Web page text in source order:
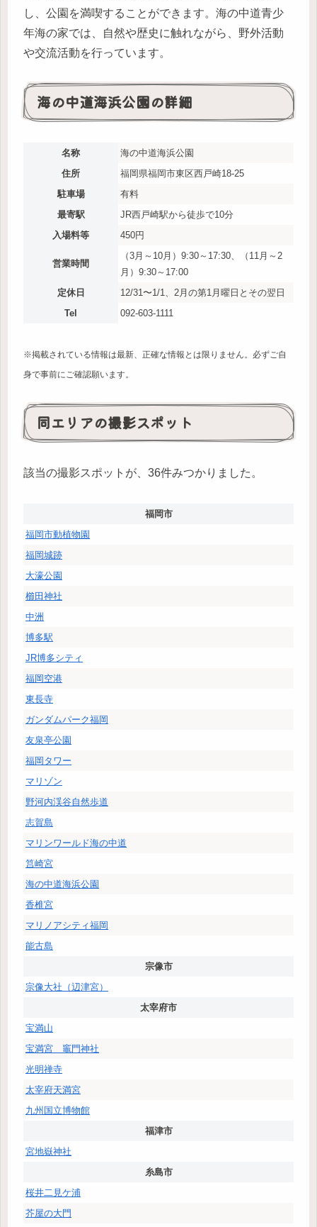
し、公園を満喫することができます。海の中道青少
年海の家では、自然や歴史に触れながら、野外活動
や交流活動を行っています。
海の中道海浜公園の詳細
名称
海の中道海浜公園
住所
福岡県福岡市東区西戸崎18-25
駐車場
有料
最寄駅
JR西戸崎駅から徒歩で10分
入場料等
450円
営業時間
（3月～10月）9:30～17:30、（11月～2
月）9:30～17:00
定休日
12/31〜1/1、2月の第1月曜日とその翌日
Tel
092-603-1111
※掲載されている情報は最新、正確な情報とは限りません。必ずご自
身で事前にご確認願います。
同エリアの撮影スポット
該当の撮影スポットが、36件みつかりました。
福岡市
福岡市動植物園
福岡城跡
大濠公園
櫛田神社
中洲
博多駅
JR博多シティ
福岡空港
東長寺
ガンダムパーク福岡
友泉亭公園
福岡タワー
マリゾン
野河内渓谷自然歩道
志賀島
マリンワールド海の中道
筥崎宮
海の中道海浜公園
香椎宮
マリノアシティ福岡
能古島
宗像市
宗像大社（辺津宮）
太宰府市
宝満山
宝満宮 竈門神社
光明禅寺
太宰府天満宮
九州国立博物館
福津市
宮地嶽神社
糸島市
桜井二見ケ浦
芥屋の大門